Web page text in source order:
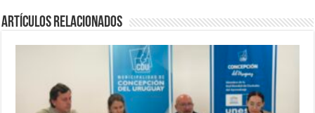
Artículos Relacionados